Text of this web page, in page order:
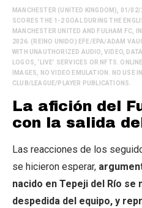
MANCHESTER (UNITED KINGDOM), 01/
SCORES THE 1-2 GOAL DURING THE
MANCHESTER UNITED AND FULHAM FC,
2026. (REINO UNIDO) EFE/EPA/ADAM
WITH UNAUTHORIZED AUDIO, VIDEO,
LOGOS, ‘LIVE’ SERVICES OR NFTS.
IMAGES, NO VIDEO EMULATION. NO USE
CLUB/LEAGUE/PLAYER PUBLICATIONS.
La afición del
con la salida
Las reacciones de los
se hicieron esperar,
nacido en Tepeji del Río se
despedida del equipo, y